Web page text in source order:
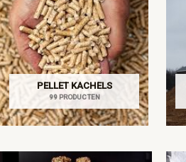
PELLET KACHELS
99 PRODUCTEN